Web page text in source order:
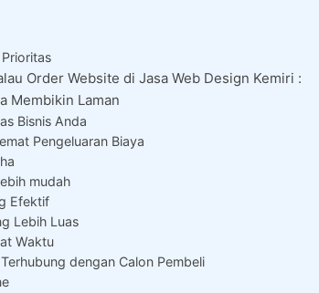
Order Website di Jasa Web Design Kemiri :
Membikin Laman
Bisnis Anda
Pengeluaran Biaya
mudah
Efektif
Lebih Luas
Waktu
dengan Calon Pembeli